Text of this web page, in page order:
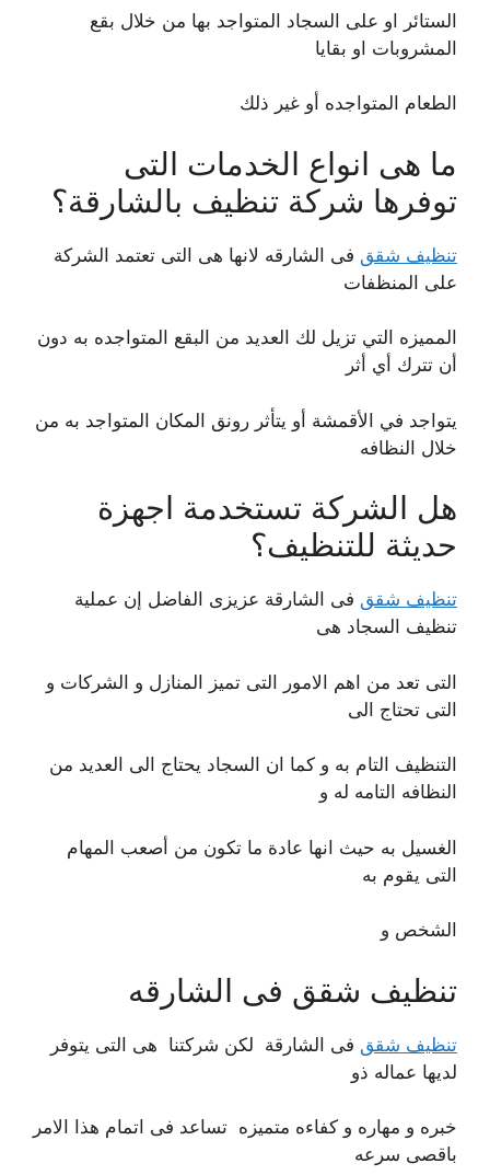
الستائر او على السجاد المتواجد بها من خلال بقع
المشروبات او بقايا
الطعام المتواجده أو غير ذلك
ما هى انواع الخدمات التى
توفرها شركة تنظيف بالشارقة؟
تنظيف شقق فى الشارقه لانها هى التى تعتمد الشركة
على المنظفات
المميزه التي تزيل لك العديد من البقع المتواجده به دون
أن تترك أي أثر
يتواجد في الأقمشة أو يتأثر رونق المكان المتواجد به من
خلال النظافه
هل الشركة تستخدمة اجهزة
حديثة للتنظيف؟
تنظيف شقق فى الشارقة عزيزى الفاضل إن عملية
تنظيف السجاد هى
التى تعد من اهم الامور التى تميز المنازل و الشركات و
التى تحتاج الى
التنظيف التام به و كما ان السجاد يحتاج الى العديد من
النظافه التامه له و
الغسيل به حيث انها عادة ما تكون من أصعب المهام
التى يقوم به
الشخص و
تنظيف شقق فى الشارقه
تنظيف شقق فى الشارقة لكن شركتنا هى التى يتوفر
لديها عماله ذو
خبره و مهاره و كفاءه متميزه تساعد فى اتمام هذا الامر
باقصى سرعه